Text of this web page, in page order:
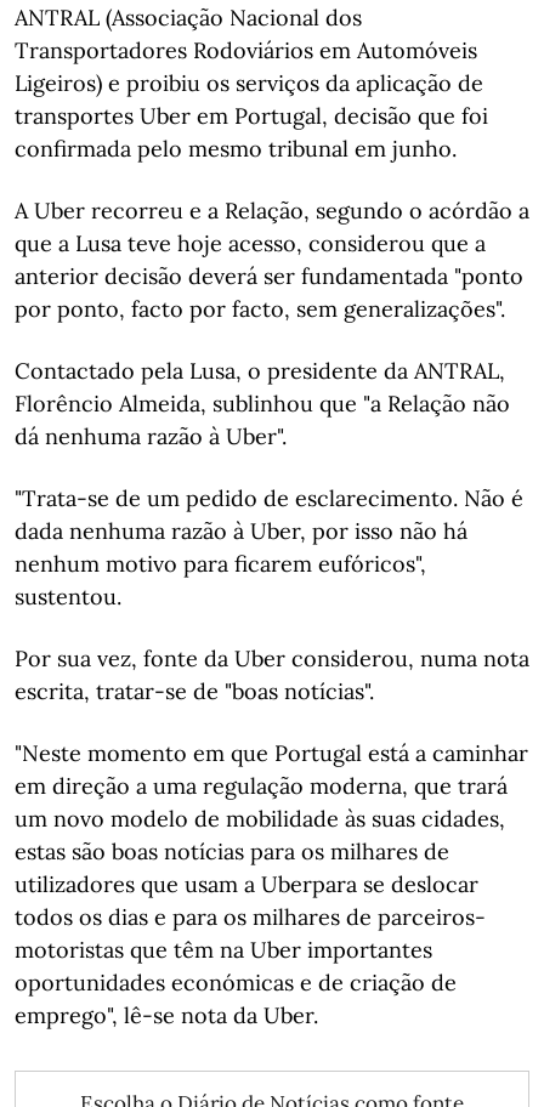
ANTRAL (Associação Nacional dos
Transportadores Rodoviários em Automóveis
Ligeiros) e proibiu os serviços da aplicação de
transportes Uber em Portugal, decisão que foi
confirmada pelo mesmo tribunal em junho.
A Uber recorreu e a Relação, segundo o acórdão a
que a Lusa teve hoje acesso, considerou que a
anterior decisão deverá ser fundamentada "ponto
por ponto, facto por facto, sem generalizações".
Contactado pela Lusa, o presidente da ANTRAL,
Florêncio Almeida, sublinhou que "a Relação não
dá nenhuma razão à Uber".
"Trata-se de um pedido de esclarecimento. Não é
dada nenhuma razão à Uber, por isso não há
nenhum motivo para ficarem eufóricos",
sustentou.
Por sua vez, fonte da Uber considerou, numa nota
escrita, tratar-se de "boas notícias".
"Neste momento em que Portugal está a caminhar
em direção a uma regulação moderna, que trará
um novo modelo de mobilidade às suas cidades,
estas são boas notícias para os milhares de
utilizadores que usam a Uberpara se deslocar
todos os dias e para os milhares de parceiros-
motoristas que têm na Uber importantes
oportunidades económicas e de criação de
emprego", lê-se nota da Uber.